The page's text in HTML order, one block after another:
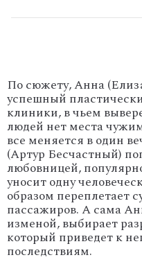
По сюжету, Анна
успешный
клиники, в чьем
людей нет места
все меняется в один
(Артур Бесчастный)
любовницей,
уносит одну
образом переплетает
пассажиров. А сама
изменой, выбирает
который приведет к
последствиям.